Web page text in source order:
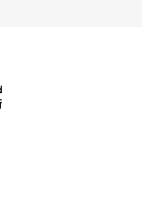
到狂喜忘我的
吐气法、能剧
体在颤动中似